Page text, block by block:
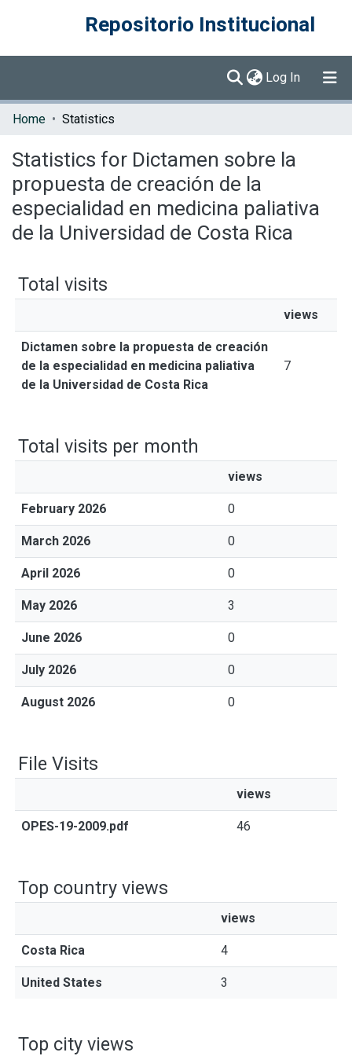
Repositorio Institucional
Log In (current)
Communities & Collections
Home Statistics
Statistics for Dictamen sobre la
propuesta de creación de la
especialidad en medicina paliativa
de la Universidad de Costa Rica
Total visits
views
Dictamen sobre la propuesta de creación
de la especialidad en medicina paliativa
de la Universidad de Costa Rica
7
Total visits per month
views
February 2026 0
March 2026 0
April 2026 0
May 2026 3
June 2026 0
July 2026 0
August 2026 0
File Visits
views
OPES-19-2009.pdf 46
Top country views
views
Costa Rica 4
United States 3
Top city views